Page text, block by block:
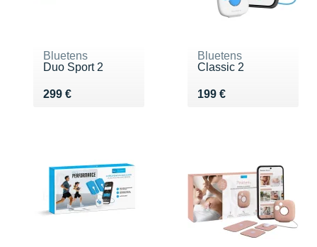
Bluetens
Duo Sport 2
299 €
Vendu 299 €
Bluetens
Classic 2
199 €
Vendu 199 €